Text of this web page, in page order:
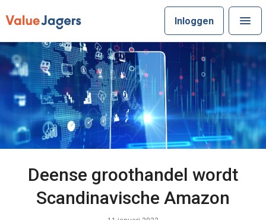
Inloggen
Deense groothandel wordt
Scandinavische Amazon